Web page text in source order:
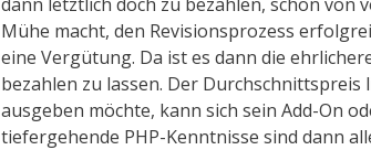
Mühe macht, den Revisionsprozess
eine Vergütung. Da ist es dann die
bezahlen zu lassen. Der Durchschnittspreis
ausgeben möchte, kann sich sein Add-On
tiefergehende PHP-Kenntnisse sind dann